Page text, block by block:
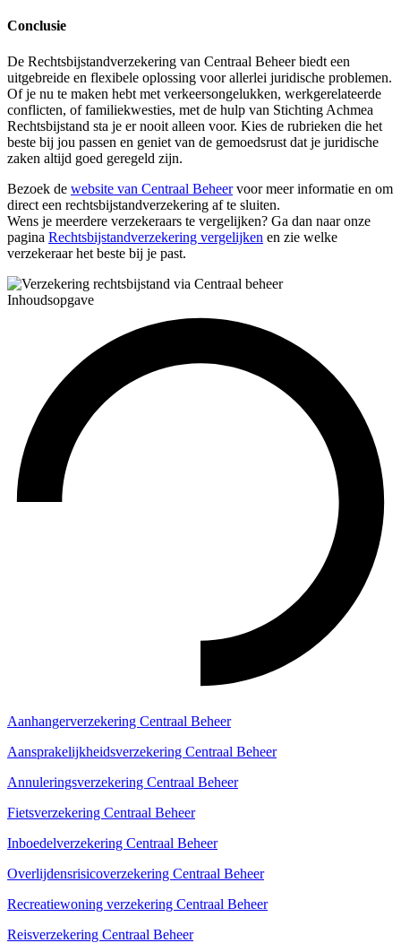
Conclusie
De Rechtsbijstandverzekering van Centraal Beheer biedt een
uitgebreide en flexibele oplossing voor allerlei juridische problemen.
Of je nu te maken hebt met verkeersongelukken, werkgerelateerde
conflicten, of familiekwesties, met de hulp van Stichting Achmea
Rechtsbijstand sta je er nooit alleen voor. Kies de rubrieken die het
beste bij jou passen en geniet van de gemoedsrust dat je juridische
zaken altijd goed geregeld zijn.
Bezoek de website van Centraal Beheervoor meer informatie en om
direct een rechtsbijstandverzekering af te sluiten.
Wens je meerdere verzekeraars te vergelijken? Ga dan naar onze
pagina Rechtsbijstandverzekering vergelijken en zie welke
verzekeraar het beste bij je past.
Inhoudsopgave
Aanhangerverzekering Centraal Beheer
Aansprakelijkheidsverzekering Centraal Beheer
Annuleringsverzekering Centraal Beheer
Fietsverzekering Centraal Beheer
Inboedelverzekering Centraal Beheer
Overlijdensrisicoverzekering Centraal Beheer
Recreatiewoning verzekering Centraal Beheer
Reisverzekering Centraal Beheer